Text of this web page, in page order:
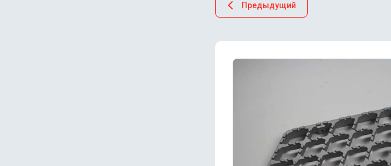
Предыдущий